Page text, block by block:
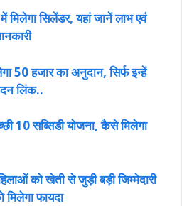
मिलेगा सिलेंडर, यहां जानें लाभ एवं
50 हजार का अनुदान, सिर्फ इन्हें
लिंक..
10 सब्सिडी योजना, कैसे मिलेगा
को खेती से जुड़ी बड़ी जिम्मेदारी
मिलेगा फायदा